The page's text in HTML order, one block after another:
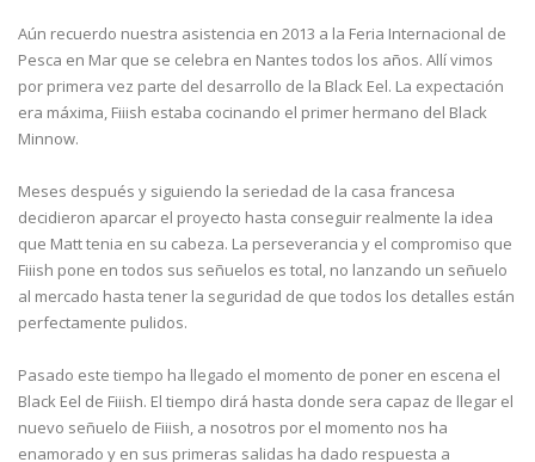
Aún recuerdo nuestra asistencia en 2013 a la Feria Internacional de
Pesca en Mar que se celebra en Nantes todos los años. Allí vimos
por primera vez parte del desarrollo de la Black Eel. La expectación
era máxima, Fiiish estaba cocinando el primer hermano del Black
Minnow.
Meses después y siguiendo la seriedad de la casa francesa
decidieron aparcar el proyecto hasta conseguir realmente la idea
que Matt tenia en su cabeza. La perseverancia y el compromiso que
Fiiish pone en todos sus señuelos es total, no lanzando un señuelo
al mercado hasta tener la seguridad de que todos los detalles están
perfectamente pulidos.
Pasado este tiempo ha llegado el momento de poner en escena el
Black Eel de Fiiish. El tiempo dirá hasta donde sera capaz de llegar el
nuevo señuelo de Fiiish, a nosotros por el momento nos ha
enamorado y en sus primeras salidas ha dado respuesta a